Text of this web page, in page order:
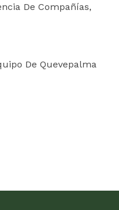
De Compañías,
De Quevepalma